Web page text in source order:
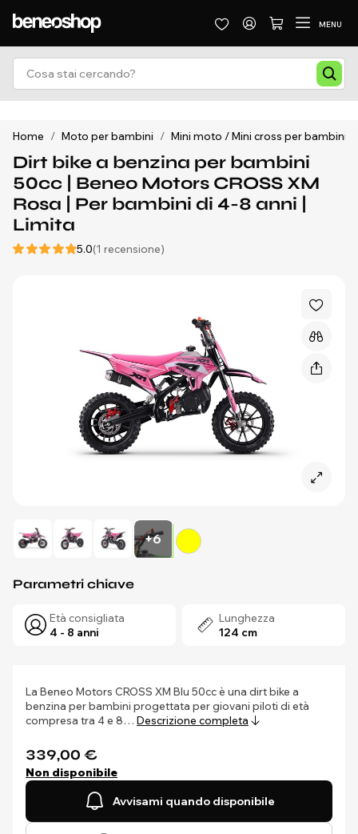
MENU
Home / Moto per bambini / Mini moto / Mini cross per bambini
Dirt bike a benzina per bambini
50cc | Beneo Motors CROSS XM
Rosa | Per bambini di 4-8 anni |
Limita
5.0(1 recensione)
+6
Parametri chiave
Età consigliata
4 - 8 anni
Lunghezza
124 cm
La Beneo Motors CROSS XM Blu 50cc è una dirt bike a
benzina per bambini progettata per giovani piloti di età
compresa tra 4 e 8… Descrizione completa
339,00 €
Non disponibile
Avvisami quando disponibile